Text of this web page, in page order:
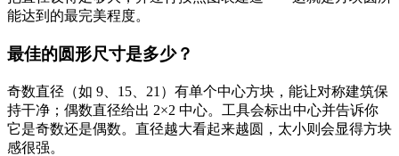
能达到的最完美程度。
最佳的圆形尺寸是多少？
奇数直径（如 9、15、21）有单个中心方块，能让对称建筑保
持干净；偶数直径给出 2×2 中心。工具会标出中心并告诉你
它是奇数还是偶数。直径越大看起来越圆，太小则会显得方块
感很强。